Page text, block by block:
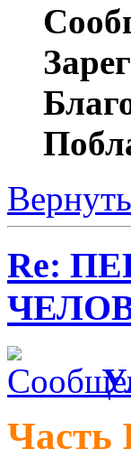
Re:
Часть